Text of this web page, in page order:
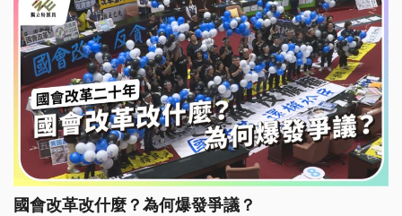
國會改革改什麼？為何爆發爭議？